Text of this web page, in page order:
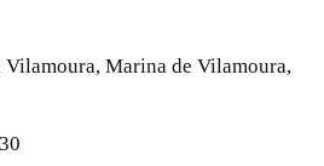
Marina de Vilamoura,